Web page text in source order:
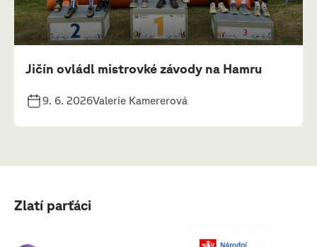
Jičín ovládl mistrovké závody na Hamru
9. 6. 2026Valerie Kamererová
Zlatí parťáci